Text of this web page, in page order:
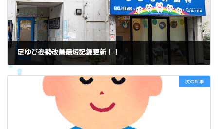
足ゆび姿勢改善最短記録更新！！
次の記事